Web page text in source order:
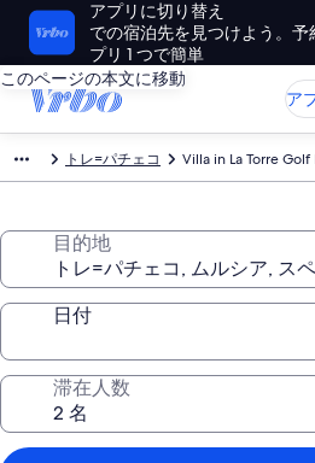
アプリに切り替え
での宿泊先を見つけよう。
プリ 1 つで簡単
このページの本文に移動
ア
トレ=パチェコ Villa in La Torre
目的地
日付
滞在人数